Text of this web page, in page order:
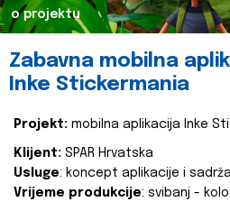
o projektu
Zabavna mobilna
Inke Stickermania
Projekt: mobilna aplikacija Inke
Klijent: SPAR Hrvatska
Usluge: koncept aplikacije i
Vrijeme produkcije: svibanj -